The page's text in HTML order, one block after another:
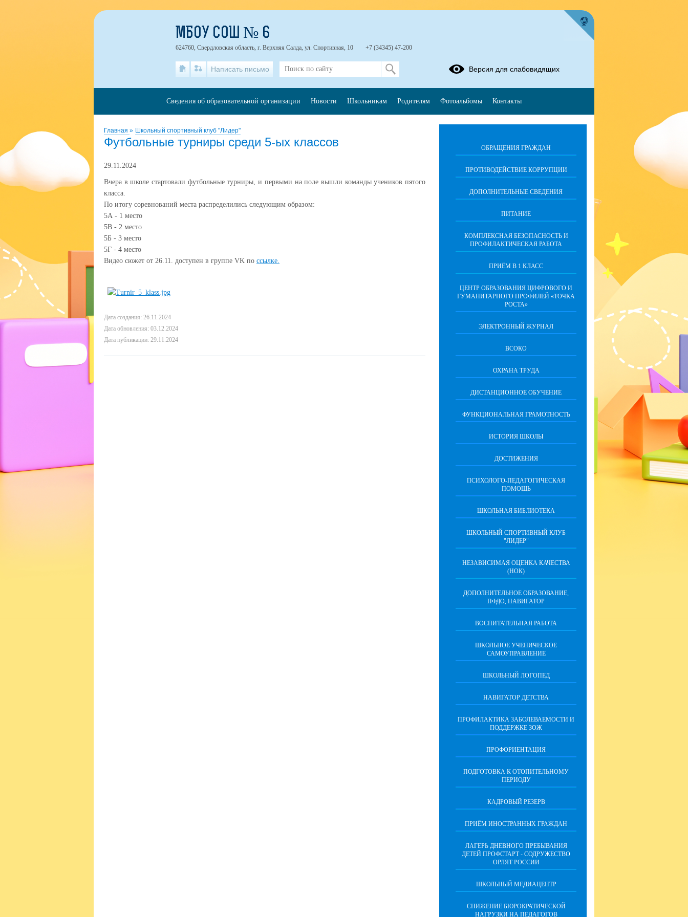
Главная » Школьный спортивный клуб "Лидер"
Футбольные турниры среди 5-ых классов
29.11.2024
Вчера в школе стартовали футбольные турниры, и первыми на поле вышли команды учеников пятого
класса.
По итогу соревнований места распределились следующим образом:
5А - 1 место
5В - 2 место
5Б - 3 место
5Г - 4 место
Видео сюжет от 26.11. доступен в группе VK по ссылке.
Дата создания: 26.11.2024
Дата обновления: 03.12.2024
Дата публикации: 29.11.2024
ОБРАЩЕНИЯ ГРАЖДАН
ПРОТИВОДЕЙСТВИЕ КОРРУПЦИИ
ДОПОЛНИТЕЛЬНЫЕ СВЕДЕНИЯ
ПИТАНИЕ
КОМПЛЕКСНАЯ БЕЗОПАСНОСТЬ И
ПРОФИЛАКТИЧЕСКАЯ РАБОТА
ПРИЁМ В 1 КЛАСС
ЦЕНТР ОБРАЗОВАНИЯ ЦИФРОВОГО И
ГУМАНИТАРНОГО ПРОФИЛЕЙ «ТОЧКА
РОСТА»
ЭЛЕКТРОННЫЙ ЖУРНАЛ
ВСОКО
ОХРАНА ТРУДА
ДИСТАНЦИОННОЕ ОБУЧЕНИЕ
ФУНКЦИОНАЛЬНАЯ ГРАМОТНОСТЬ
ИСТОРИЯ ШКОЛЫ
ДОСТИЖЕНИЯ
ПСИХОЛОГО-ПЕДАГОГИЧЕСКАЯ
ПОМОЩЬ
ШКОЛЬНАЯ БИБЛИОТЕКА
ШКОЛЬНЫЙ СПОРТИВНЫЙ КЛУБ
"ЛИДЕР"
НЕЗАВИСИМАЯ ОЦЕНКА КАЧЕСТВА
(НОК)
ДОПОЛНИТЕЛЬНОЕ ОБРАЗОВАНИЕ,
ПФДО, НАВИГАТОР
ВОСПИТАТЕЛЬНАЯ РАБОТА
ШКОЛЬНОЕ УЧЕНИЧЕСКОЕ
САМОУПРАВЛЕНИЕ
ШКОЛЬНЫЙ ЛОГОПЕД
НАВИГАТОР ДЕТСТВА
ПРОФИЛАКТИКА ЗАБОЛЕВАЕМОСТИ И
ПОДДЕРЖКЕ ЗОЖ
ПРОФОРИЕНТАЦИЯ
ПОДГОТОВКА К ОТОПИТЕЛЬНОМУ
ПЕРИОДУ
КАДРОВЫЙ РЕЗЕРВ
ПРИЁМ ИНОСТРАННЫХ ГРАЖДАН
ЛАГЕРЬ ДНЕВНОГО ПРЕБЫВАНИЯ
ДЕТЕЙ ПРОФСТАРТ - СОДРУЖЕСТВО
ОРЛЯТ РОССИИ
ШКОЛЬНЫЙ МЕДИАЦЕНТР
СНИЖЕНИЕ БЮРОКРАТИЧЕСКОЙ
НАГРУЗКИ НА ПЕДАГОГОВ
МБОУ СОШ № 6
624760, Свердловская область, г. Верхняя Салда, ул. Спортивная, 10 +7 (34345) 47-200
Написать письмо Версия для слабовидящих
Сведения об образовательной организации Новости Школьникам Родителям Фотоальбомы Контакты